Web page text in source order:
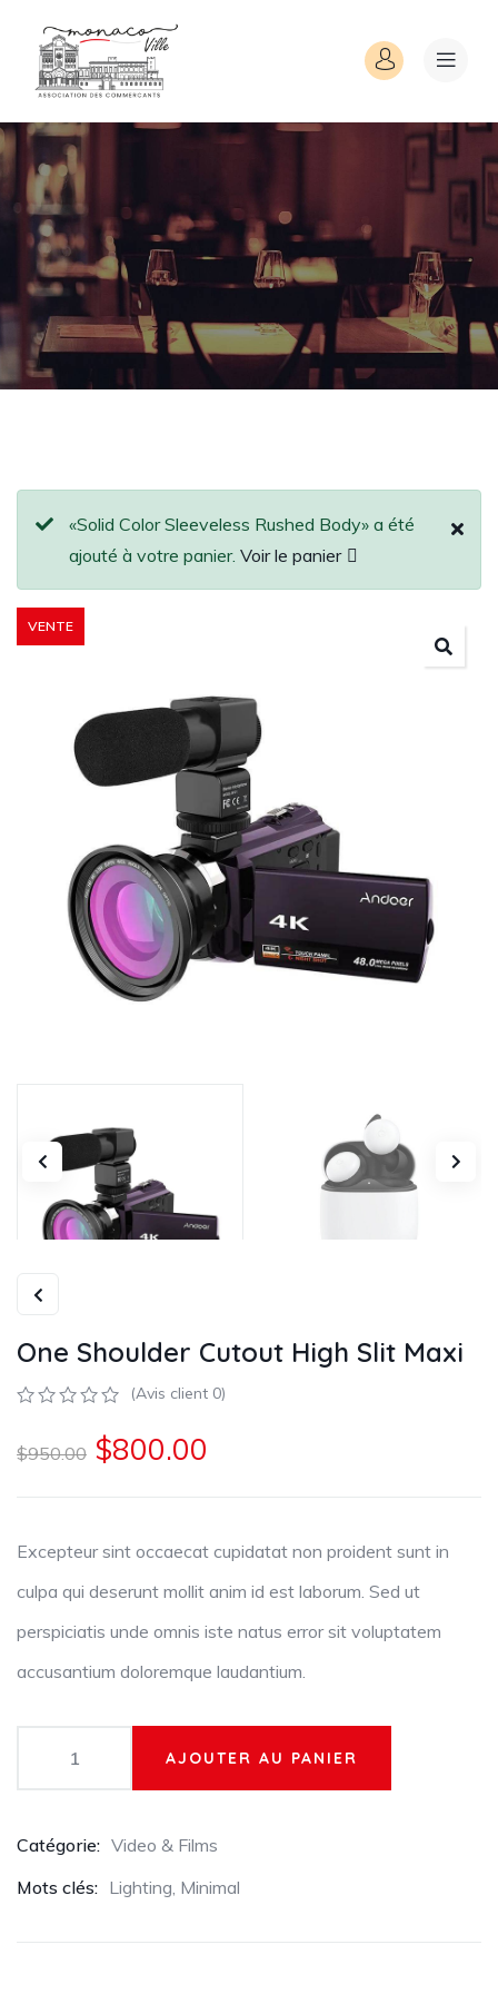
«Solid Color Sleeveless Rushed Body» a été
ajouté à votre panier. Voir le panier
VENTE
One Shoulder Cutout High Slit Maxi
basé
(Avis client 0)
$950.00 $800.00
Excepteur sint occaecat cupidatat non proident sunt in
culpa qui deserunt mollit anim id est laborum. Sed ut
perspiciatis unde omnis iste natus error sit voluptatem
accusantium doloremque laudantium.
AJOUTER AU PANIER
Catégorie: Video & Films
Mots clés: Lighting Minimal